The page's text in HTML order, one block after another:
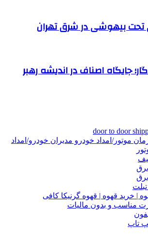
تحت بیهوشی در شرق تهران
جایگاه اصناف در اندیشه رهبر
door to door
موتور/امداد خودرو مدیران خودرو/امداد
| خرید قهوه | قهوه گرنیکا کافی
مناسب و بدون مالیات
تاپ